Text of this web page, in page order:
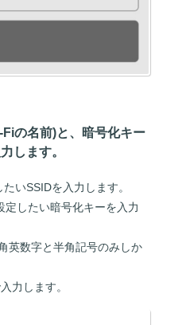
の名前)と、暗号化キー
します。
いSSIDを入力します。
定したい暗号化キーを入力
英数字と半角記号のみしか
力します。